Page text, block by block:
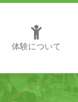
体験について